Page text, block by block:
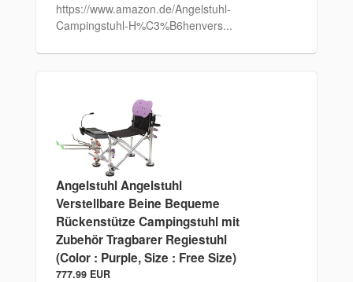
https://www.amazon.de/Angelstuhl-
Campingstuhl-H%C3%B6henvers...
Angelstuhl Angelstuhl
Verstellbare Beine Bequeme
Rückenstütze Campingstuhl mit
Zubehör Tragbarer Regiestuhl
(Color : Purple, Size : Free Size)
777.99 EUR